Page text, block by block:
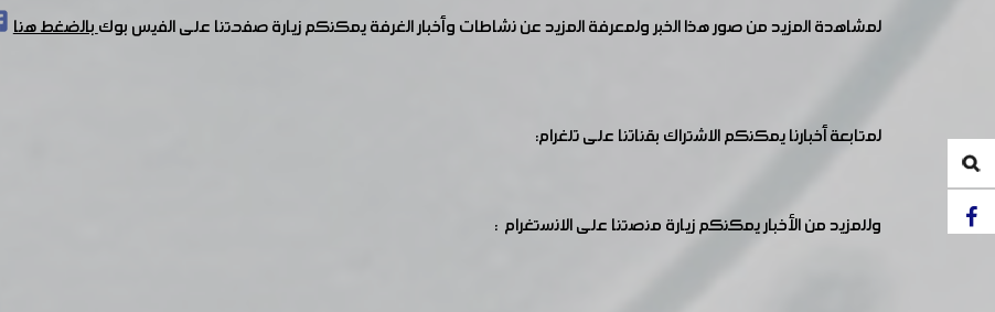
لمشاهدة المزيد من صور هذا الخبر ولمعرفة المزيد عن نشاطات وأخبار الغرفة يمكنكم زيارة صفحتنا على الفيس بوكبالضغط هنا
لمتابعة أخبارنا يمكنكم الاشتراك بقناتنا على تلغرام:
وللمزيد من الأخبار يمكنكم زيارة منصتنا على الانستغرام :